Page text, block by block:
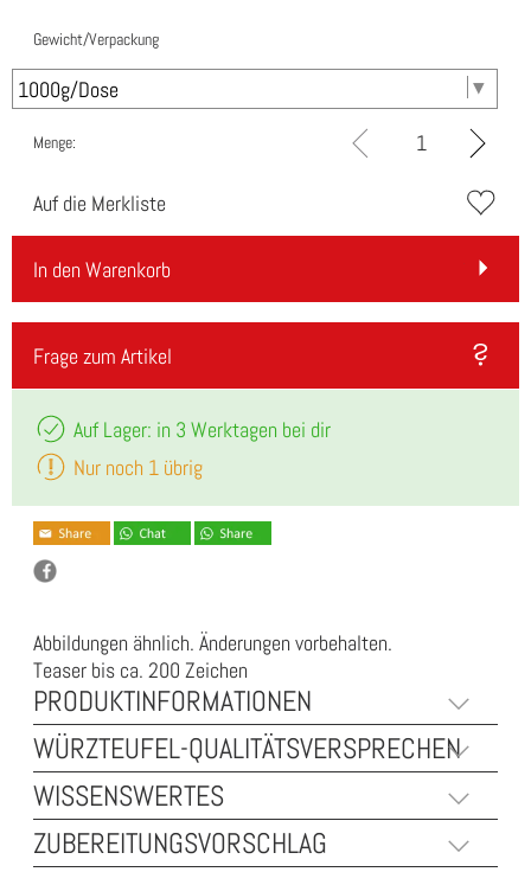
Gewicht/Verpackung
Menge:
Auf die Merkliste
In den Warenkorb
Frage zum Artikel
Auf Lager: in 3 Werktagen bei dir
Nur noch 1 übrig
Abbildungen ähnlich. Änderungen vorbehalten.
Teaser bis ca. 200 Zeichen
PRODUKTINFORMATIONEN
WÜRZTEUFEL-QUALITÄTSVERSPRECHEN
WISSENSWERTES
ZUBEREITUNGSVORSCHLAG